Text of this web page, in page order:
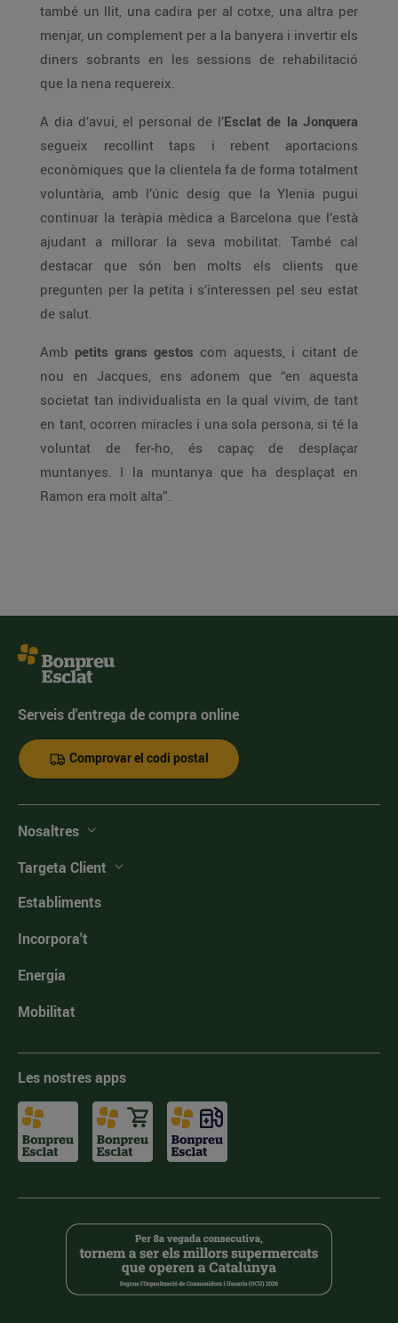
també un llit, una cadira per al cotxe, una altra per
menjar, un complement per a la banyera i invertir els
diners sobrants en les sessions de rehabilitació
que la nena requereix.
A dia d’avui, el personal de l’Esclat de la Jonquera
segueix recollint taps i rebent aportacions
econòmiques que la clientela fa de forma totalment
voluntària, amb l’únic desig que la Ylenia pugui
continuar la teràpia mèdica a Barcelona que l’està
ajudant a millorar la seva mobilitat. També cal
destacar que són ben molts els clients que
pregunten per la petita i s’interessen pel seu estat
de salut.
Amb petits grans gestos com aquests, i citant de
nou en Jacques, ens adonem que “en aquesta
societat tan individualista en la qual vivim, de tant
en tant, ocorren miracles i una sola persona, si té la
voluntat de fer-ho, és capaç de desplaçar
muntanyes. I la muntanya que ha desplaçat en
Ramon era molt alta”.
Serveis d'entrega de compra online
Comprovar el codi postal
Nosaltres
Targeta Client
Establiments
Incorpora't
Energia
Mobilitat
Les nostres apps